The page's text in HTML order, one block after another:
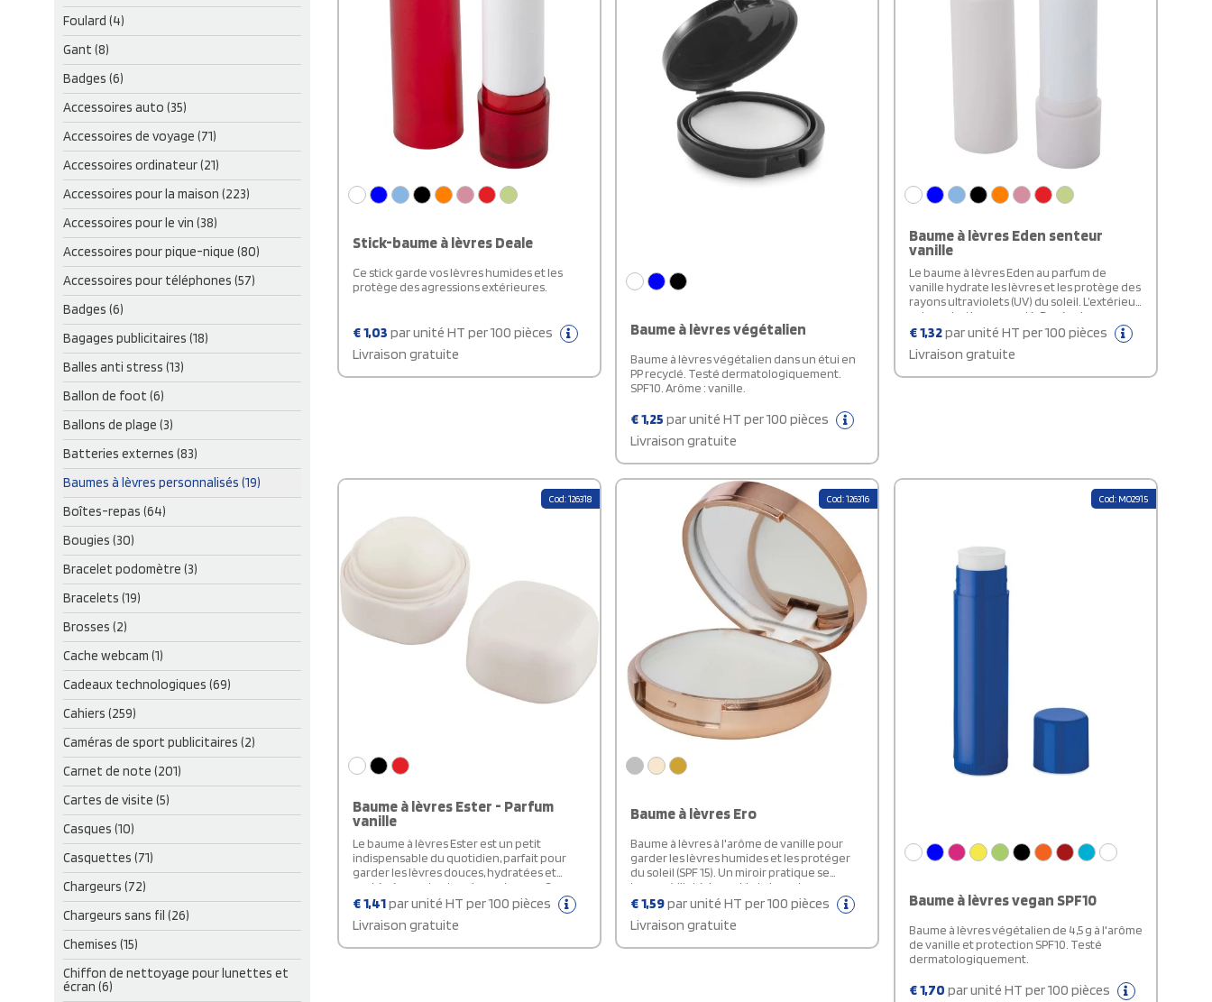
Foulard (4)
Gant (8)
Badges (6)
Accessoires auto (35)
Accessoires de voyage (71)
Accessoires ordinateur (21)
Accessoires pour la maison (223)
Accessoires pour le vin (38)
Accessoires pour pique-nique (80)
Accessoires pour téléphones (57)
Badges (6)
Bagages publicitaires (18)
Balles anti stress (13)
Ballon de foot (6)
Ballons de plage (3)
Batteries externes (83)
Baumes à lèvres personnalisés (19)
Boîtes-repas (64)
Bougies (30)
Bracelet podomètre (3)
Bracelets (19)
Brosses (2)
Cache webcam (1)
Cadeaux technologiques (69)
Cahiers (259)
Caméras de sport publicitaires (2)
Carnet de note (201)
Cartes de visite (5)
Casques (10)
Casquettes (71)
Chargeurs (72)
Chargeurs sans fil (26)
Chemises (15)
Chiffon de nettoyage pour lunettes et
écran (6)
Stick-baume à lèvres Deale
Ce stick garde vos lèvres humides et les
protège des agressions extérieures.
€1,03 par unité HT per 100 pièces
Livraison gratuite
Baume à lèvres végétalien
Baume à lèvres végétalien dans un étui en
PP recyclé. Testé dermatologiquement.
SPF10. Arôme : vanille.
€1,25 par unité HT per 100 pièces
Livraison gratuite
Baume à lèvres Eden senteur
vanille
Le baume à lèvres Eden au parfum de
vanille hydrate les lèvres et les protège des
rayons ultraviolets (UV) du soleil. L’extérieur
est en plastique recyclé. Durée de
conservation : 3 ans à compter de la date
€1,32par unité HT per 100 pièces
Livraison gratuite
Cod: 126318
Baume à lèvres Ester - Parfum
vanille
Le baume à lèvres Ester est un petit
indispensable du quotidien, parfait pour
garder les lèvres douces, hydratées et
protégées en toutes circonstances. Sa
formule enrichie avec un indice de
efficacement contre les effets du soleil, tout
en évitant le dessèchement. Son agréable
€1,41par unité HT per 100 pièces
Livraison gratuite
Cod: 126316
Baume à lèvres Ero
Baume à lèvres à l'arôme de vanille pour
garder les lèvres humides et les protéger
du soleil (SPF 15). Un miroir pratique se
trouve à l'intérieur et le tube est en
plastique.
€1,59par unité HT per 100 pièces
Livraison gratuite
Cod: MO2915
Baume à lèvres vegan SPF10
Baume à lèvres végétalien de 4,5 g à l'arôme
de vanille et protection SPF10. Testé
dermatologiquement.
€1,70 par unité HT per 100 pièces